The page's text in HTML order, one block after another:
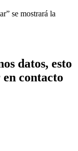
se mostrará la
datos, esto
contacto